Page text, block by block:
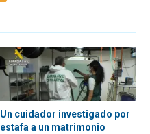
Un cuidador investigado por
estafa a un matrimonio